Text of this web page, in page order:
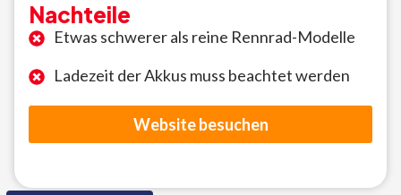
Nachteile
Etwas schwerer als reine Rennrad-Modelle
Ladezeit der Akkus muss beachtet werden
Website besuchen